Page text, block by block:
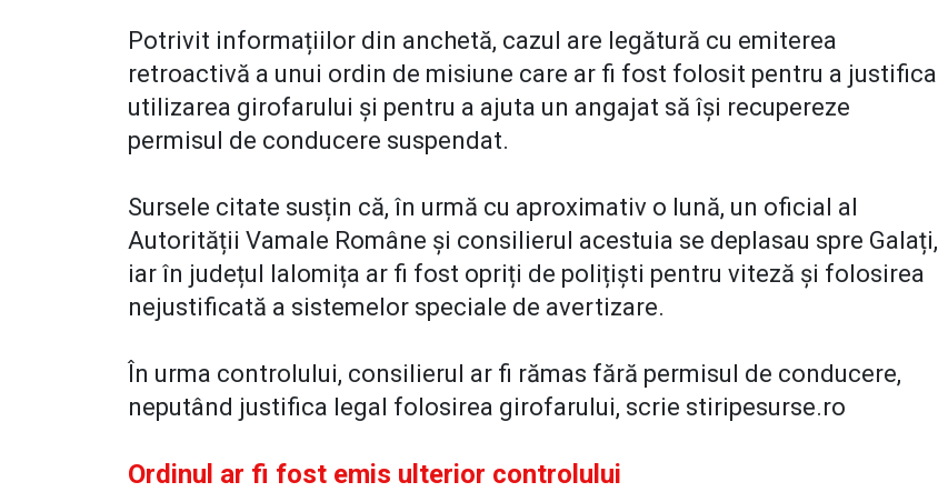
Potrivit informațiilor din anchetă, cazul are legătură cu emiterea
retroactivă a unui ordin de misiune care ar fi fost folosit pentru a justifica
utilizarea girofarului și pentru a ajuta un angajat să își recupereze
permisul de conducere suspendat.
Sursele citate susțin că, în urmă cu aproximativ o lună, un oficial al
Autorității Vamale Române și consilierul acestuia se deplasau spre Galați,
iar în județul Ialomița ar fi fost opriți de polițiști pentru viteză și folosirea
nejustificată a sistemelor speciale de avertizare.
În urma controlului, consilierul ar fi rămas fără permisul de conducere,
neputând justifica legal folosirea girofarului, scrie stiripesurse.ro
Ordinul ar fi fost emis ulterior controlului